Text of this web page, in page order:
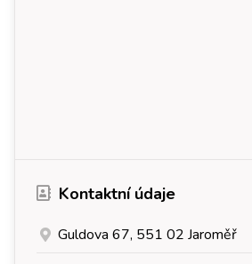
Kontaktní údaje
Guldova 67, 551 02 Jaroměř